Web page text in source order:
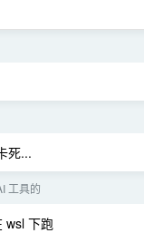
死...
工具的
wsl 下跑